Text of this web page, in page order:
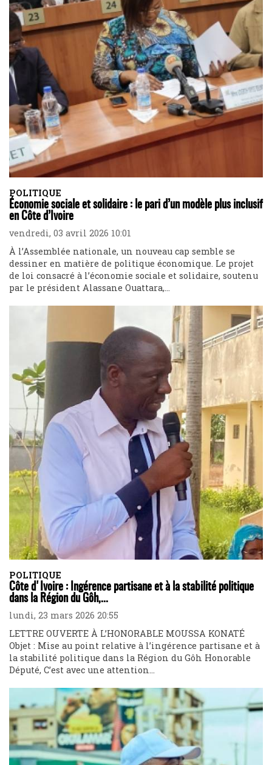
POLITIQUE
Économie sociale et solidaire : le pari d’un modèle plus inclusif
en Côte d’Ivoire
vendredi, 03 avril 2026 10:01
À l’Assemblée nationale, un nouveau cap semble se
dessiner en matière de politique économique. Le projet
de loi consacré à l’économie sociale et solidaire, soutenu
par le président Alassane Ouattara,...
POLITIQUE
Côte d'Ivoire : Ingérence partisane et à la stabilité politique
dans la Région du Gôh,...
lundi, 23 mars 2026 20:55
LETTRE OUVERTE À L’HONORABLE MOUSSA KONATÉ
Objet : Mise au point relative à l’ingérence partisane et à
la stabilité politique dans la Région du Gôh Honorable
Député, C’est avec une attention...